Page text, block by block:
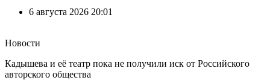
6 августа 2026 20:01
Новости
Кадышева и её театр пока не получили иск от Российского
авторского общества